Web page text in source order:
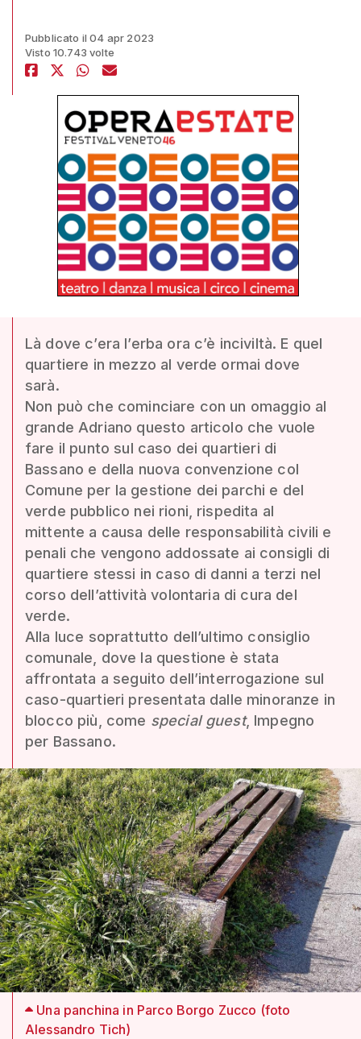
Pubblicato il 04 apr 2023
Visto 10.743 volte
Là dove c’era l’erba ora c’è inciviltà. E quel
quartiere in mezzo al verde ormai dove
sarà.
Non può che cominciare con un omaggio al
grande Adriano questo articolo che vuole
fare il punto sul caso dei quartieri di
Bassano e della nuova convenzione col
Comune per la gestione dei parchi e del
verde pubblico nei rioni, rispedita al
mittente a causa delle responsabilità civili e
penali che vengono addossate ai consigli di
quartiere stessi in caso di danni a terzi nel
corso dell’attività volontaria di cura del
verde.
Alla luce soprattutto dell’ultimo consiglio
comunale, dove la questione è stata
affrontata a seguito dell’interrogazione sul
caso-quartieri presentata dalle minoranze in
blocco più, come special guest, Impegno
per Bassano.
Una panchina in Parco Borgo Zucco (foto
Alessandro Tich)